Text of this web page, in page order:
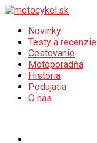
Novinky
Testy a recenzie
Cestovanie
Motoporadňa
História
Podujatia
O nás